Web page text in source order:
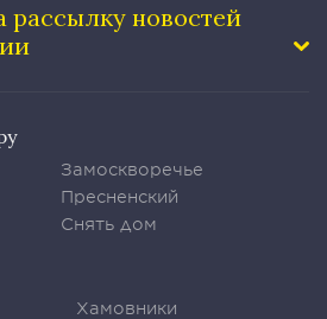
рассылку новостей
Замоскворечье
Пресненский
Снять дом
Хамовники